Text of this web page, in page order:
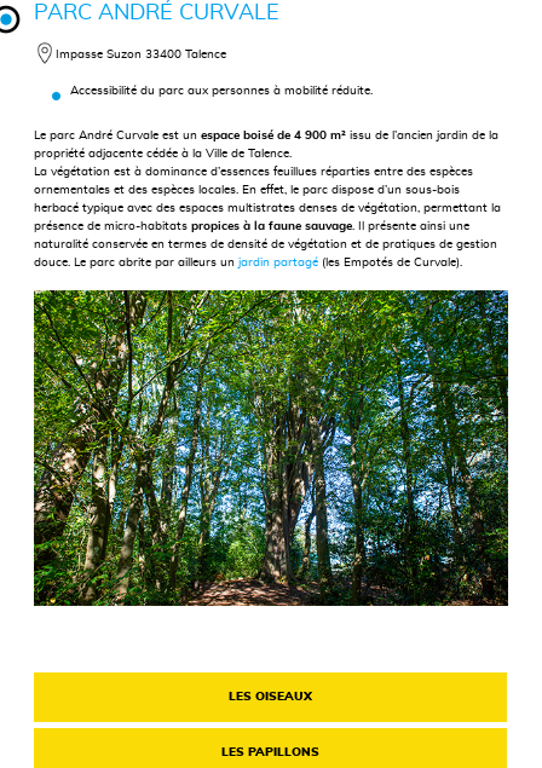
PARC ANDRÉ CURVALE
Impasse Suzon 33400 Talence
Accessibilité du parc aux personnes à mobilité réduite.
Le parc André Curvale est unespace boisé de 4 900 m² issu de l’ancien jardin de la
propriété adjacente cédée à la Ville de Talence.
La végétation est à dominance d’essences feuillues réparties entre des espèces
ornementales et des espèces locales. En effet, le parc dispose d’un sous-bois
herbacé typique avec des espaces multistrates denses de végétation, permettant la
présence de micro-habitatspropices à la faune sauvage . Il présente ainsi une
naturalité conservée en termes de densité de végétation et de pratiques de gestion
douce. Le parc abrite par ailleurs unjardin partagé (les Empotés de Curvale).
LES OISEAUX
LES PAPILLONS